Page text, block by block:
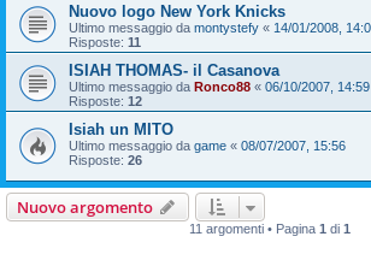
Nuovo logo New York Knicks
Ultimo messaggio da montystefy « 14/01/2008,
Risposte: 11
ISIAH THOMAS- il Casanova
Ultimo messaggio da Ronco88 « 06/10/2007, 14:59
Risposte: 12
Isiah un MITO
Ultimo messaggio da game « 08/07/2007, 15:56
Risposte: 26
Nuovo argomento
11 argomenti • Pagina 1 di 1